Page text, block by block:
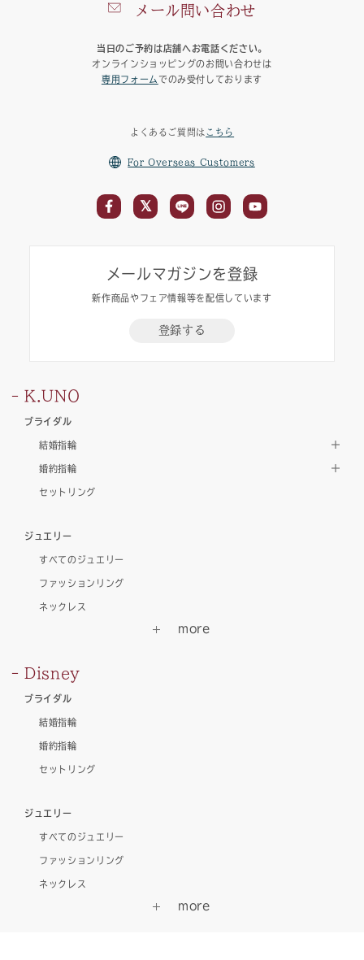
メール問い合わせ
当日のご予約は店舗へお電話ください。
オンラインショッピングのお問い合わせは
専用フォーム でのみ受付しております
よくあるご質問は こちら
For Overseas Customers
メールマガジンを登録
新作商品やフェア情報等を配信しています
登録する
K.UNO
ブライダル
結婚指輪
婚約指輪
セットリング
ジュエリー
すべてのジュエリー
ファッションリング
ネックレス
Disney
ブライダル
結婚指輪
婚約指輪
セットリング
ジュエリー
すべてのジュエリー
ファッションリング
ネックレス